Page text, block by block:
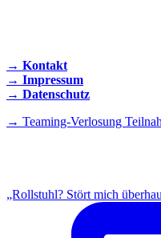
→ Kontakt
→ Impressum
→ Datenschutz
→ Teaming-Verlosung
„Rollstuhl? Stört mich